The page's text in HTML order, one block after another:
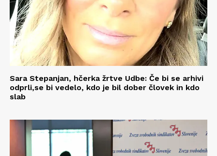
Sara Stepanjan, hčerka žrtve Udbe: Če bi se arhivi
odprli,se bi vedelo, kdo je bil dober človek in kdo
slab